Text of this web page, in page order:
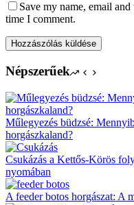
Save my name, email
time I comment.
Hozzászólás küldése
Népszerűek
Műlegyezés büdzsé:
horgászkaland?
Csukázás a Kettős-Körös
nyomában
A feeder botos horgászat: A